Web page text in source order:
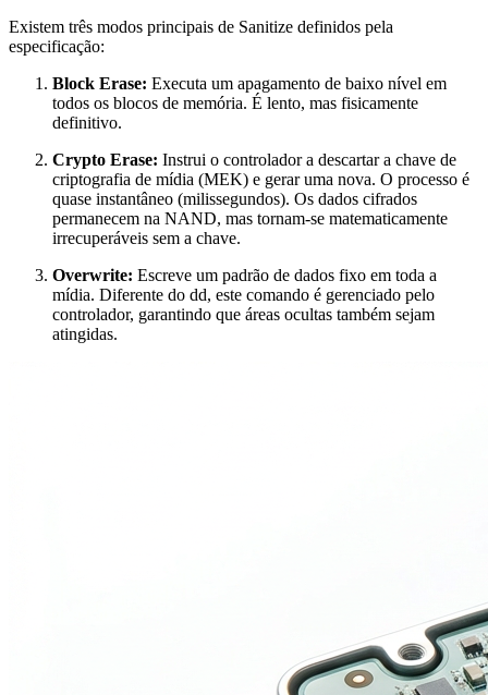
Existem três modos principais de Sanitize definidos pela
especificação:
Block Erase: Executa um apagamento de baixo nível em
todos os blocos de memória. É lento, mas fisicamente
definitivo.
Crypto Erase: Instrui o controlador a descartar a chave de
criptografia de mídia (MEK) e gerar uma nova. O processo é
quase instantâneo (milissegundos). Os dados cifrados
permanecem na NAND, mas tornam-se matematicamente
irrecuperáveis sem a chave.
Overwrite: Escreve um padrão de dados fixo em toda a
mídia. Diferente do dd, este comando é gerenciado pelo
controlador, garantindo que áreas ocultas também sejam
atingidas.